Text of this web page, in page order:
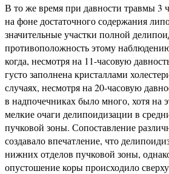
В то же время при давности травмы 3
на фоне достаточного содержания
значительные участки полной
противоположность этому
когда, несмотря на 11-часовую
густо заполнена кристаллами
случаях, несмотря на 20-часовую
в надпочечниках было много, хотя на
мелкие очаги делипоидизации в
пучковой зоны. Сопоставление
создавало впечатление, что
нижних отделов пучковой зоны,
опустошение коры происходило